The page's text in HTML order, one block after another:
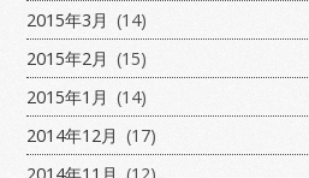
2015年3月 (14)
2015年2月 (15)
2015年1月 (14)
2014年12月 (17)
2014年11月 (12)